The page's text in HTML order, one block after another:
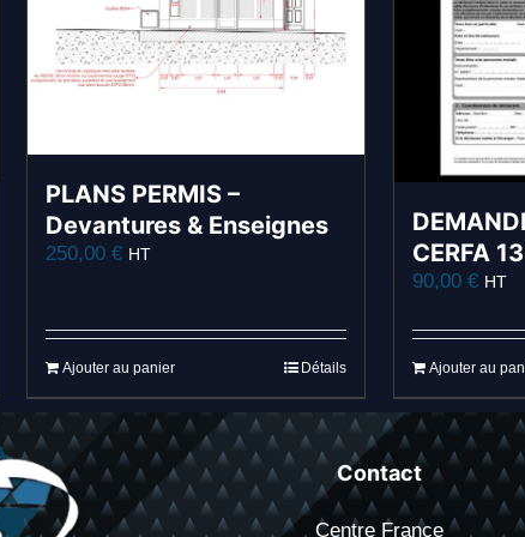
PLANS PERMIS –
Devantures & Enseignes
250,00 € HT
Ajouter au panier Détails
CERFA
90,00 € HT
Ajouter au
Contact
Centre France